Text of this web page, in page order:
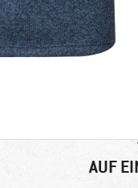
AUF